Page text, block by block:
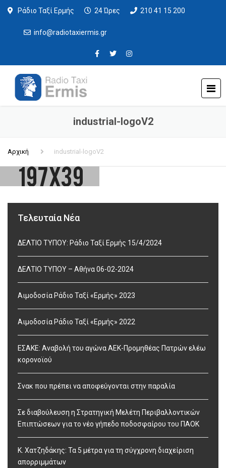
Ράδιο Ταξί Ερμής 24 Ώρες 210 41 15 200
info@radiotaxiermis.gr
industrial-logoV2
Αρχική industrial-logoV2
Τελευταία Νέα
ΔΕΛΤΙΟ ΤΥΠΟΥ: Ράδιο Ταξί Ερμής 15/4/2024
ΔΕΛΤΙΟ ΤΥΠΟΥ – Αθήνα 06-02-2024
Αιμοδοσία Ράδιο Ταξί «Ερμής» 2023
Αιμοδοσία Ράδιο Ταξί «Ερμής» 2022
ΕΣΑΚΕ: Αναβολή του αγώνα ΑΕΚ-Προμηθέας Πατρών ελέω
κορονοϊού
Σνακ που πρέπει να αποφεύγονται στην παραλία
Σε διαβούλευση η Στρατηγική Μελέτη Περιβαλλοντικών
Επιπτώσεων για το νέο γήπεδο ποδοσφαίρου του ΠΑΟΚ
Κ. Χατζηδάκης: Τα 5 μέτρα για τη σύγχρονη διαχείριση
απορριμμάτων